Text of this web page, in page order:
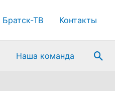
Братск-ТВ Контакты
Наша команда